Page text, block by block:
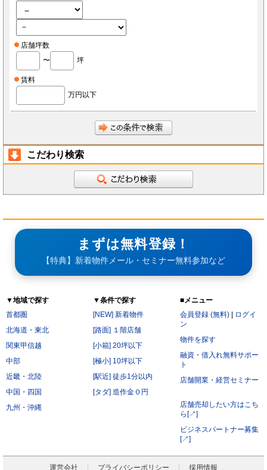
店舗坪数
〜
坪
賃料
万円以下
こだわり検索
まずは無料登録！
【特典】新着物件メール・セミナー無料参加など
▼地域で探す
首都圏
北海道・東北
関東甲信越
中部
近畿・北陸
中国・四国
九州・沖縄
▼条件で探す
[NEW] 新着物件
[路面] １階店舗
[小箱] 20坪以下
[極小] 10坪以下
[駅近] 徒歩1分以内
[タダ] 造作金０円
■メニュー
会員登録 (無料)
ログイ
ン
物件を探す
融資・借入れ無料サポー
ト
店舗開業・経営セミナー
店舗売却したい方はこち
ら[↗]
ビジネスパートナー募集
[↗]
運営会社 プライバシーポリシー 採用情報